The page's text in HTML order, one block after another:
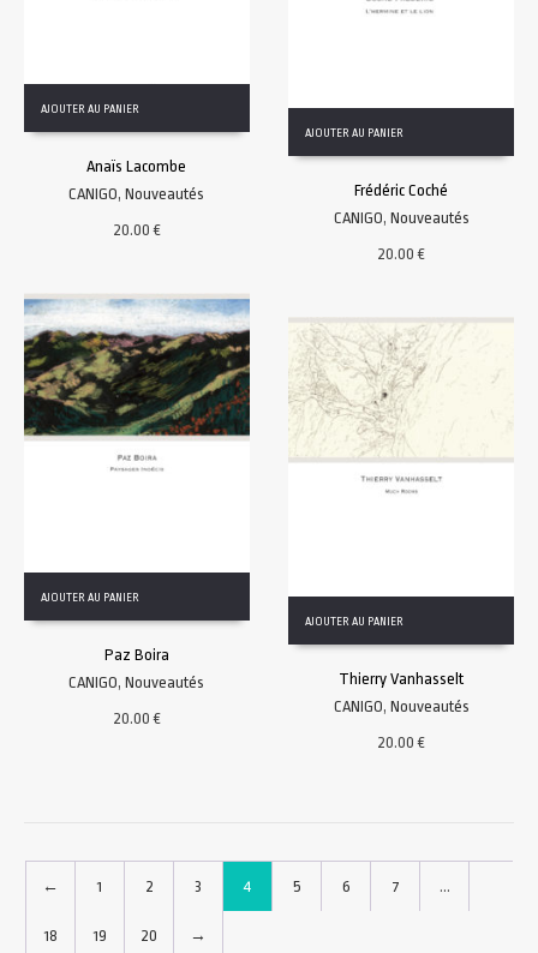
AJOUTER AU PANIER
Anaïs Lacombe
CANIGO,Nouveautés
20.00€
AJOUTER AU PANIER
Frédéric Coché
CANIGO, Nouveautés
20.00€
AJOUTER AU PANIER
Paz Boira
CANIGO,Nouveautés
20.00€
AJOUTER AU PANIER
Thierry Vanhasselt
CANIGO, Nouveautés
20.00€
← 1 2 3 4 5 6 7 …
18 19 20 →